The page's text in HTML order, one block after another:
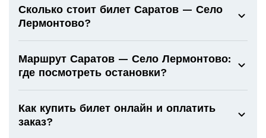
Сколько стоит билет Саратов — Село
Лермонтово?
Маршрут Саратов — Село Лермонтово:
где посмотреть остановки?
Как купить билет онлайн и оплатить
заказ?